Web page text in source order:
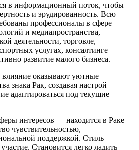
в информационный поток, чтобы
и эрудированность. Всю
профессионалы в сфере
и медиапространства,
деятельности, торговле,
услугах, консалтинге
развитие малого бизнеса.
оказывают уютные
знака Рак, создавая настрой
адаптироваться под текущие
интересов — находится в Раке
чувствительностью,
поддержкой. Стиль
Становится легко ладить